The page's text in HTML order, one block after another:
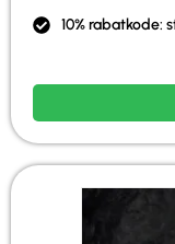
10% rabatkode: